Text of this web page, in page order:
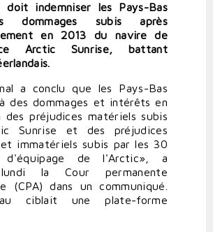
doit indemniser les Pays-Bas
dommages subis après
en 2013 du navire de
Arctic Sunrise, battant
a conclu que les Pays-Bas
des dommages et intérêts en
des préjudices matériels subis
Sunrise et des préjudices
immatériels subis par les 30
d'équipage de l'Arctic», a
la Cour permanente
(CPA) dans un communiqué.
ciblait une plate-forme